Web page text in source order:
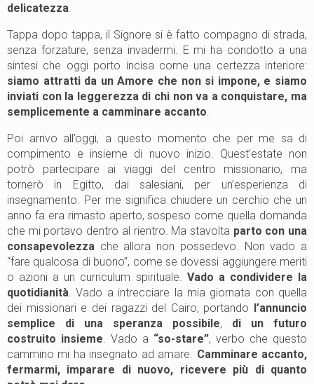
delicatezza
Tappa dopo tappa, il Signore si è fatto compagno di strada,
senza forzature, senza invadermi. E mi ha condotto a una
sintesi che oggi porto incisa come una certezza interiore:
siamo attratti da un Amore che non si impone, e siamo
inviati con la leggerezza di chi non va a conquistare, ma
semplicemente a camminare accanto
Poi arrivo all’oggi, a questo momento che per me sa di
compimento e insieme di nuovo inizio. Quest’estate non
potrò partecipare ai viaggi del centro missionario, ma
tornerò in Egitto, dai salesiani, per un’esperienza di
insegnamento. Per me significa chiudere un cerchio che un
anno fa era rimasto aperto, sospeso come quella domanda
che mi portavo dentro al rientro. Ma stavolta parto con una
consapevolezza che allora non possedevo. Non vado a
“fare qualcosa di buono”, come se dovessi aggiungere meriti
o azioni a un curriculum spirituale. Vado a condividere la
quotidianità . Vado a intrecciare la mia giornata con quella
dei missionari e dei ragazzi del Cairo, portando l’annuncio
semplice di una speranza possibile, di un futuro
costruito insieme . Vado a “so-stare”, verbo che questo
cammino mi ha insegnato ad amare. Camminare accanto,
fermarmi, imparare di nuovo, ricevere più di quanto